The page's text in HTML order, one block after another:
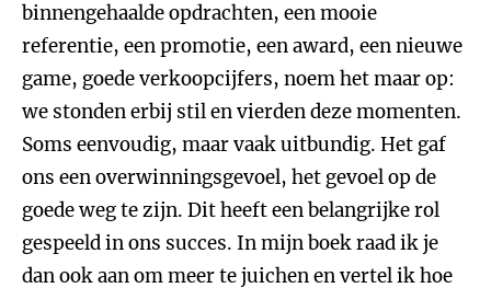
binnengehaalde opdrachten, een mooie
referentie, een promotie, een award, een nieuwe
game, goede verkoopcijfers, noem het maar op:
we stonden erbij stil en vierden deze momenten.
Soms eenvoudig, maar vaak uitbundig. Het gaf
ons een overwinningsgevoel, het gevoel op de
goede weg te zijn. Dit heeft een belangrijke rol
gespeeld in ons succes. In mijn boek raad ik je
dan ook aan om meer te juichen en vertel ik hoe